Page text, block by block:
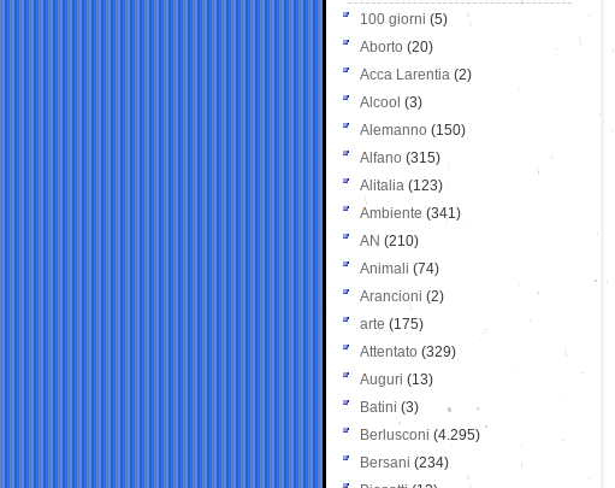
100 giorni (5)
Aborto (20)
Acca Larentia (2)
Alcool (3)
Alemanno (150)
Alfano (315)
Alitalia (123)
Ambiente (341)
AN (210)
Animali (74)
Arancioni (2)
arte (175)
Attentato (329)
Auguri (13)
Batini (3)
Berlusconi (4.295)
Bersani (234)